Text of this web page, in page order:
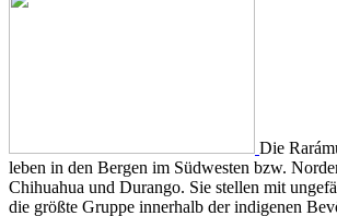
Die
leben in den Bergen im Südwesten bzw.
Chihuahua und Durango. Sie stellen mit
die größte Gruppe innerhalb der indigenen